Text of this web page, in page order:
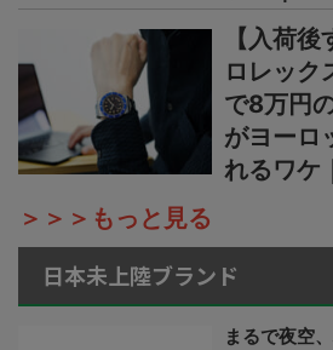
【入荷後
ロレック
で8万円
がヨーロ
れるワケ
＞＞＞もっと見る
日本未上陸ブランド
まるで夜空